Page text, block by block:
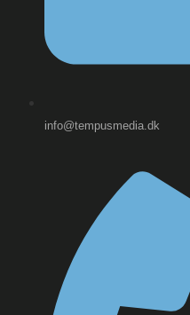
info@tempusmedia.dk